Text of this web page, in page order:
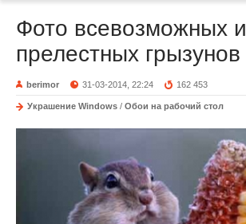
Фото всевозможных и
прелестных грызунов
berimor 31-03-2014, 22:24 162 453
Украшение Windows / Обои на рабочий стол